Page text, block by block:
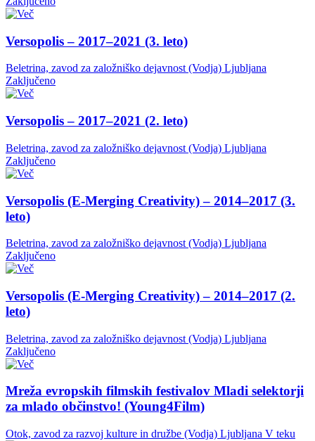
Versopolis – 2017–2021 (3. leto)
Beletrina, zavod za založniško dejavnost (Vodja) Ljubljana
Zaključeno
Versopolis – 2017–2021 (2. leto)
Beletrina, zavod za založniško dejavnost (Vodja) Ljubljana
Zaključeno
Versopolis (E-Merging Creativity) – 2014–2017 (3.
leto)
Beletrina, zavod za založniško dejavnost (Vodja) Ljubljana
Zaključeno
Versopolis (E-Merging Creativity) – 2014–2017 (2.
leto)
Beletrina, zavod za založniško dejavnost (Vodja) Ljubljana
Zaključeno
Mreža evropskih filmskih festivalov Mladi selektorji
za mlado občinstvo! (Young4Film)
Otok, zavod za razvoj kulture in družbe (Vodja) Ljubljana V teku